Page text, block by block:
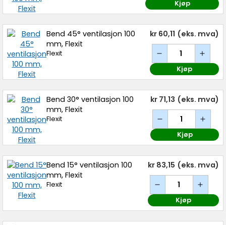
Kjøp
Bend 45° ventilasjon 100
mm, Flexit
Flexit
kr 60,11 (eks. mva)
Kjøp
Bend 30° ventilasjon 100
mm, Flexit
Flexit
kr 71,13 (eks. mva)
Kjøp
Bend 15° ventilasjon 100
mm, Flexit
Flexit
kr 83,15 (eks. mva)
Kjøp